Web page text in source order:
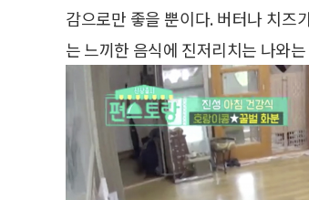
감으로만 좋을 뿐이다. 버터나 치즈
는 느끼한 음식에 진저리치는 나와